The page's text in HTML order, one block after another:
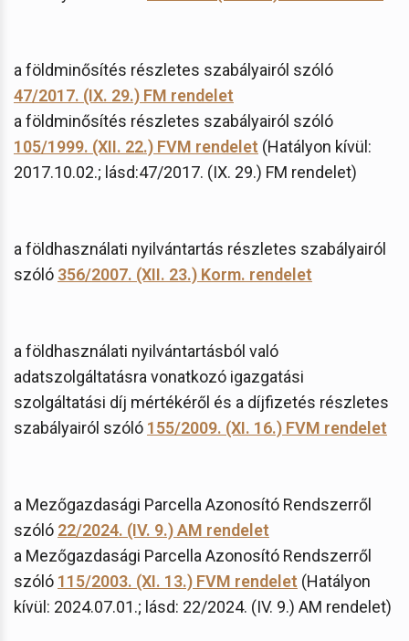
a földminősítés részletes szabályairól szóló
47/2017. (IX. 29.) FM rendelet
a földminősítés részletes szabályairól szóló
105/1999. (XII. 22.) FVM rendelet (Hatályon kívül:
2017.10.02.; lásd:47/2017. (IX. 29.) FM rendelet)
a földhasználati nyilvántartás részletes szabályairól
szóló 356/2007. (XII. 23.) Korm. rendelet
a földhasználati nyilvántartásból való
adatszolgáltatásra vonatkozó igazgatási
szolgáltatási díj mértékéről és a díjfizetés részletes
szabályairól szóló 155/2009. (XI. 16.) FVM rendelet
a Mezőgazdasági Parcella Azonosító Rendszerről
szóló 22/2024. (IV. 9.) AM rendelet
a Mezőgazdasági Parcella Azonosító Rendszerről
szóló 115/2003. (XI. 13.) FVM rendelet (Hatályon
kívül: 2024.07.01.; lásd: 22/2024. (IV. 9.) AM rendelet)